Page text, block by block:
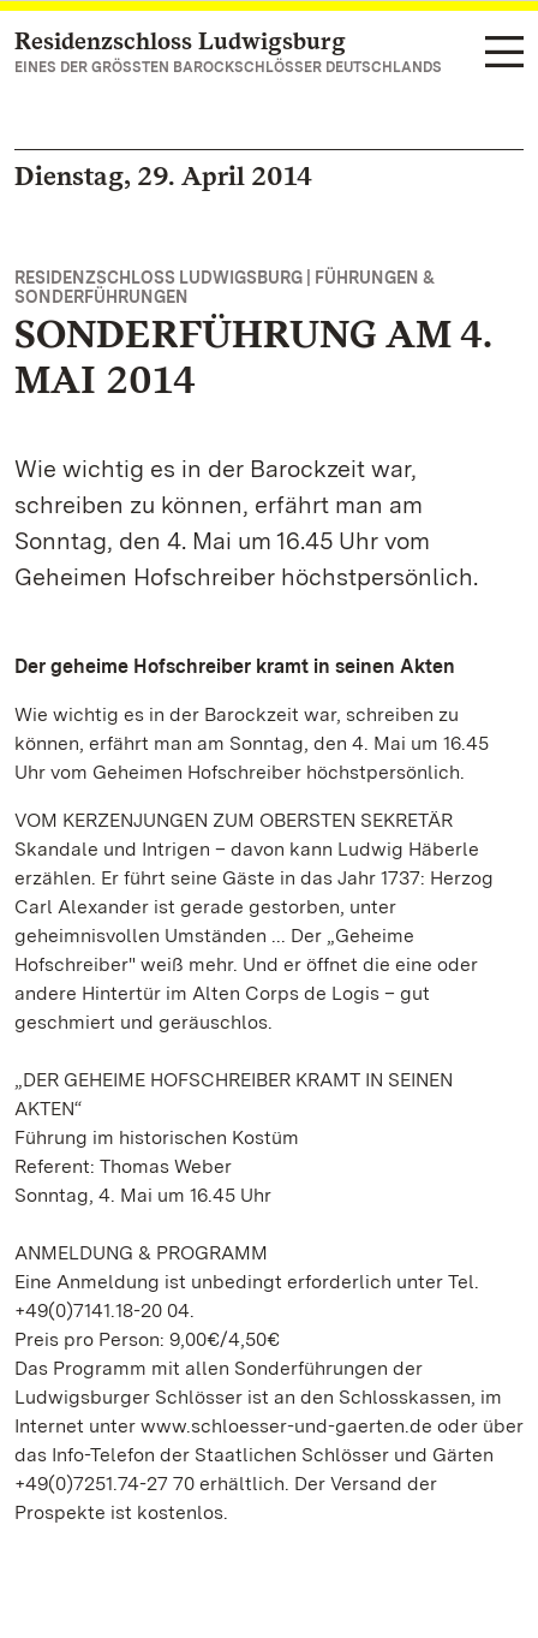
Zum Hauptinhalt springen
Residenzschloss Ludwigsburg
EINES DER GRÖSSTEN BAROCKSCHLÖSSER DEUTSCHLANDS
Dienstag, 29. April 2014
RESIDENZSCHLOSS LUDWIGSBURG | FÜHRUNGEN &
SONDERFÜHRUNGEN
SONDERFÜHRUNG AM 4.
MAI 2014
Wie wichtig es in der Barockzeit war,
schreiben zu können, erfährt man am
Sonntag, den 4. Mai um 16.45 Uhr vom
Geheimen Hofschreiber höchstpersönlich.
Der geheime Hofschreiber kramt in seinen Akten
Wie wichtig es in der Barockzeit war, schreiben zu
können, erfährt man am Sonntag, den 4. Mai um 16.45
Uhr vom Geheimen Hofschreiber höchstpersönlich.
VOM KERZENJUNGEN ZUM OBERSTEN SEKRETÄR
Skandale und Intrigen – davon kann Ludwig Häberle
erzählen. Er führt seine Gäste in das Jahr 1737: Herzog
Carl Alexander ist gerade gestorben, unter
geheimnisvollen Umständen ... Der „Geheime
Hofschreiber" weiß mehr. Und er öffnet die eine oder
andere Hintertür im Alten Corps de Logis – gut
geschmiert und geräuschlos.
„DER GEHEIME HOFSCHREIBER KRAMT IN SEINEN
AKTEN“
Führung im historischen Kostüm
Referent: Thomas Weber
Sonntag, 4. Mai um 16.45 Uhr
ANMELDUNG & PROGRAMM
Eine Anmeldung ist unbedingt erforderlich unter Tel.
+49(0)7141.18-20 04.
Preis pro Person: 9,00€/4,50€
Das Programm mit allen Sonderführungen der
Ludwigsburger Schlösser ist an den Schlosskassen, im
Internet unter www.schloesser-und-gaerten.de oder über
das Info-Telefon der Staatlichen Schlösser und Gärten
+49(0)7251.74-27 70 erhältlich. Der Versand der
Prospekte ist kostenlos.